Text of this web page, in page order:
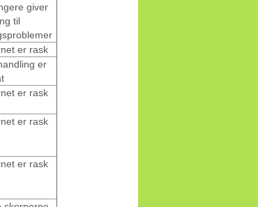
giver
til
er rask
er
er rask
er rask
er rask